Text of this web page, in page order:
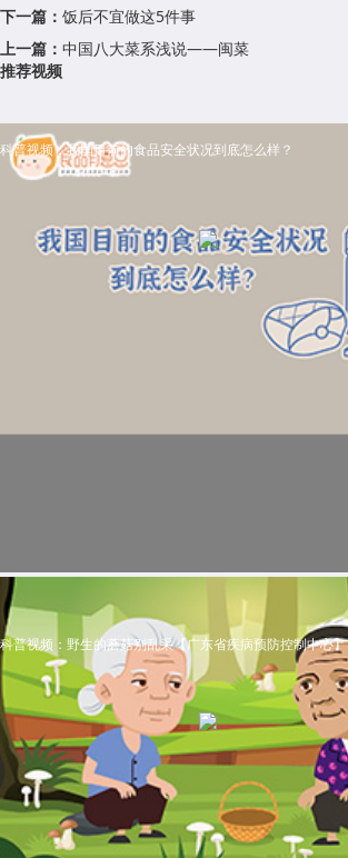
下一篇： 饭后不宜做这5件事
上一篇： 中国八大菜系浅说——闽菜
推荐视频
科普视频：我国目前的食品安全状况到底怎么样？
科普视频：野生的蘑菇别乱采【广东省疾病预防控制中心】